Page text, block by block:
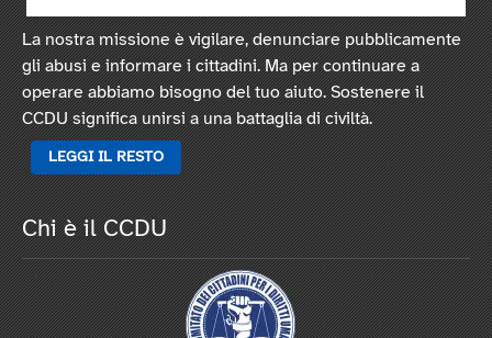
La nostra missione è vigilare, denunciare pubblicamente
gli abusi e informare i cittadini. Ma per continuare a
operare abbiamo bisogno del tuo aiuto. Sostenere il
CCDU significa unirsi a una battaglia di civiltà.
LEGGI IL RESTO
Chi è il CCDU